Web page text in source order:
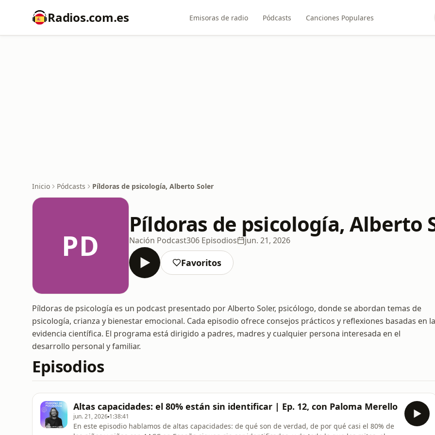
Radios.com.es Emisoras de radio Pódcasts Canciones Populares
Inicio Pódcasts Píldoras de psicología, Alberto Soler
PD
Píldoras de psicología, Alberto
Nación Podcast306 Episodios jun. 21, 2026
Favoritos
Píldoras de psicología es un podcast presentado por Alberto Soler, psicólogo, donde se abordan temas de
psicología, crianza y bienestar emocional. Cada episodio ofrece consejos prácticos y reflexiones basadas en la
evidencia científica. El programa está dirigido a padres, madres y cualquier persona interesada en el
desarrollo personal y familiar.
Episodios
Altas capacidades: el 80% están sin identificar | Ep. 12, con Paloma Merello
jun. 21, 2026 1:38:41
En este episodio hablamos de altas capacidades: de qué son de verdad, de por qué casi el 80% de